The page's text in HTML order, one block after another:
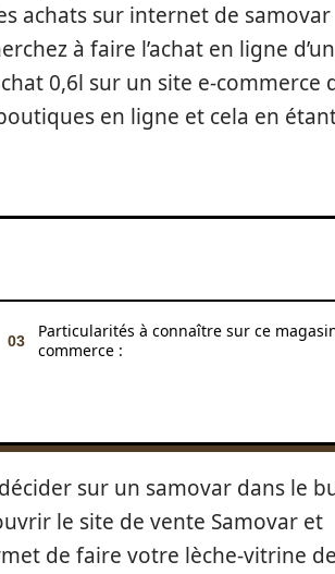
achats sur internet de samovar
à faire l’achat en ligne d’un
0,6l sur un site e-commerce
en ligne et cela en
Particularités à connaître sur ce
commerce :
sur un samovar dans le
le site de vente Samovar et
de faire votre lèche-vitrine